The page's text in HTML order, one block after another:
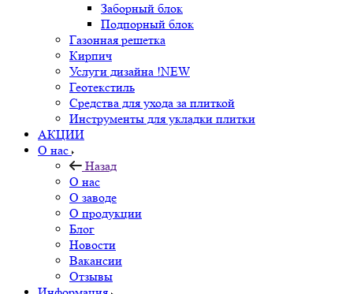
Заборный блок
Подпорный блок
Газонная решетка
Кирпич
Услуги дизайна !NEW
Геотекстиль
Средства для ухода за плиткой
Инструменты для укладки плитки
АКЦИИ
О нас
Назад
О нас
О заводе
О продукции
Блог
Новости
Вакансии
Отзывы